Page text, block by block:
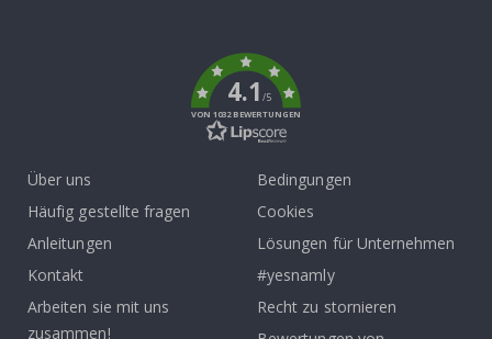
4.1/5
VON 1032 BEWERTUNGEN
Über uns
Häufig gestellte fragen
Anleitungen
Kontakt
Arbeiten sie mit uns
zusammen!
Bedingungen
Cookies
Lösungen für Unternehmen
#yesnamly
Recht zu stornieren